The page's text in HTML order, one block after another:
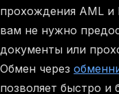
прохождения AML и
вам не нужно
документы или
Обмен через
позволяет быстро и